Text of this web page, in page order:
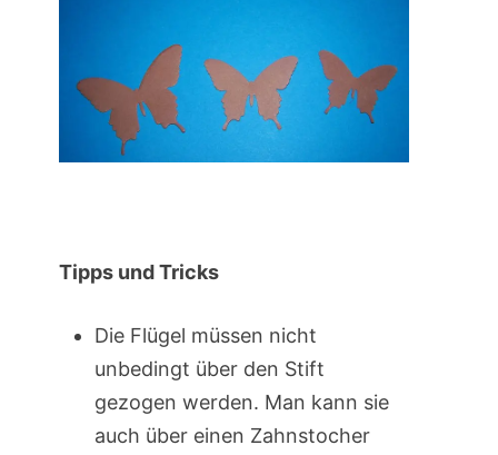
Tipps und Tricks
Die Flügel müssen nicht
unbedingt über den Stift
gezogen werden. Man kann sie
auch über einen Zahnstocher